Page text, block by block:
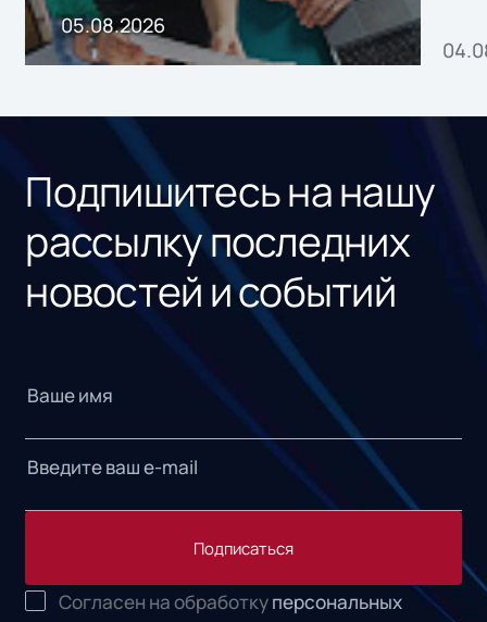
05.08.2026
Подпишитесь на нашу
рассылку последних
новостей и событий
Подписаться
Согласен на обработкуперсональных